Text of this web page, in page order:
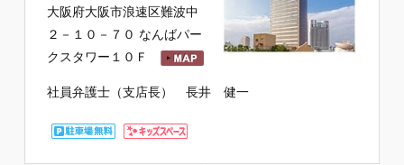
大阪府大阪市浪速区難波中
２－１０－７０ なんばパー
クスタワー１０Ｆ
社員弁護士（支店長） 長井 健一